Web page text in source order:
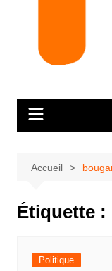
Accueil
Étiquette :
Politique